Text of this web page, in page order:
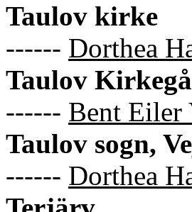
Taulov kirke
------ Dorthea
Taulov
------ Bent
Taulov sogn,
------ Dorthea